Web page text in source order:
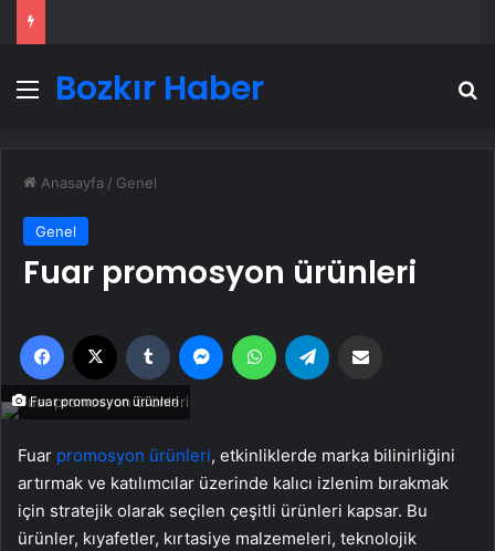
Menü
Bozkır Haber
Anasayfa / Genel
Genel
Fuar promosyon ürünleri
Facebook Tumblr MessengerWhatsApp
Fuar promosyon ürünleri
Fuar promosyon ürünleri, etkinliklerde marka bilinirliğini
artırmak ve katılımcılar üzerinde kalıcı izlenim bırakmak
için stratejik olarak seçilen çeşitli ürünleri kapsar. Bu
ürünler, kıyafetler, kırtasiye malzemeleri, teknolojik